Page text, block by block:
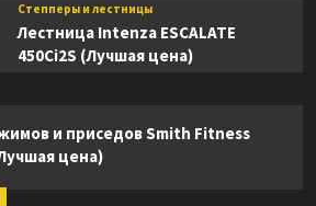
Степперы и лестницы
Лестница Intenza ESCALATE
450Ci2S (Лучшая цена)
и приседов Smith Fitness
цена)